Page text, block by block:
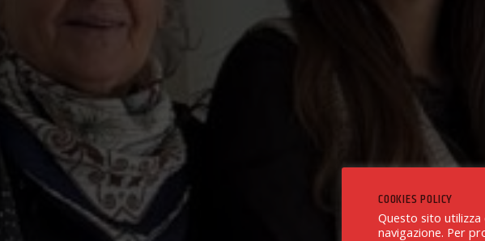
COOKIES POLICY
Questo sito
navigazione. Per